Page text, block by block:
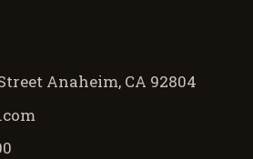
Anaheim, CA 92804